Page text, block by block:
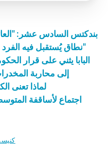
بندكتس السادس عشر:
نطاق يُستقبل فيه الفرد الإنساني ويتلقى الثقافة"
البابا يثني على قرار
إلى محاربة
لماذا تعنى
اجتماع لأساقفة